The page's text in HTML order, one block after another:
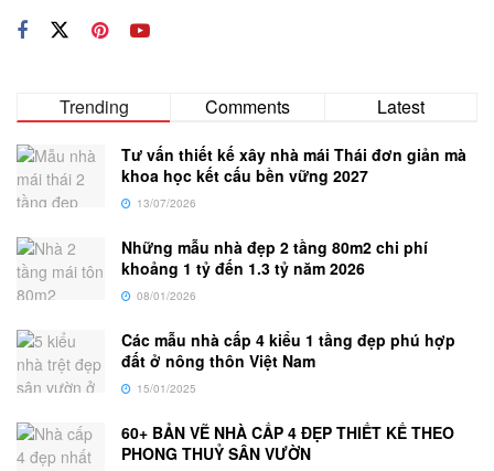
Trending Comments Latest
Tư vấn thiết kế xây nhà mái Thái đơn giản mà
khoa học kết cấu bền vững 2027
13/07/2026
Những mẫu nhà đẹp 2 tầng 80m2 chi phí
khoảng 1 tỷ đến 1.3 tỷ năm 2026
08/01/2026
Các mẫu nhà cấp 4 kiểu 1 tầng đẹp phú hợp
đất ở nông thôn Việt Nam
15/01/2025
60+ BẢN VẼ NHÀ CẤP 4 ĐẸP THIẾT KẾ THEO
PHONG THUỶ SÂN VƯỜN